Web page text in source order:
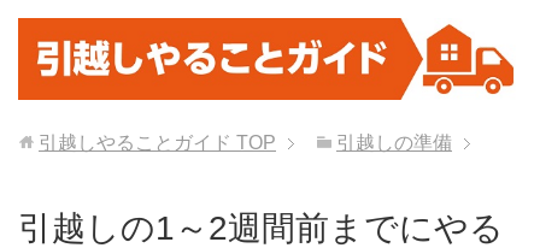
引越しやることガイド TOP 引越しの準備
引越しの1～2週間前までにやる